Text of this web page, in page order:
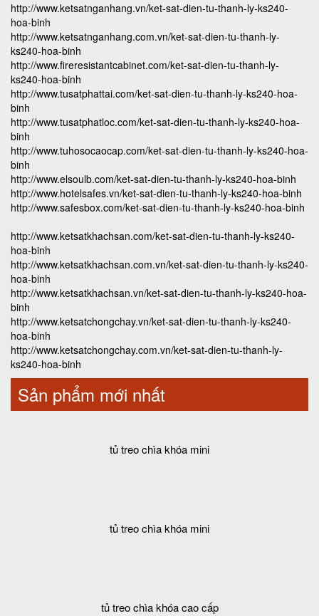
http://www.ketsatnganhang.vn/ket-sat-dien-tu-thanh-ly-ks240-
hoa-binh
http://www.ketsatnganhang.com.vn/ket-sat-dien-tu-thanh-ly-
ks240-hoa-binh
http://www.fireresistantcabinet.com/ket-sat-dien-tu-thanh-ly-
ks240-hoa-binh
http://www.tusatphattai.com/ket-sat-dien-tu-thanh-ly-ks240-hoa-
binh
http://www.tusatphatloc.com/ket-sat-dien-tu-thanh-ly-ks240-hoa-
binh
http://www.tuhosocaocap.com/ket-sat-dien-tu-thanh-ly-ks240-hoa-
binh
http://www.elsoulb.com/ket-sat-dien-tu-thanh-ly-ks240-hoa-binh
http://www.hotelsafes.vn/ket-sat-dien-tu-thanh-ly-ks240-hoa-binh
http://www.safesbox.com/ket-sat-dien-tu-thanh-ly-ks240-hoa-binh
http://www.ketsatkhachsan.com/ket-sat-dien-tu-thanh-ly-ks240-
hoa-binh
http://www.ketsatkhachsan.com.vn/ket-sat-dien-tu-thanh-ly-ks240-
hoa-binh
http://www.ketsatkhachsan.vn/ket-sat-dien-tu-thanh-ly-ks240-hoa-
binh
http://www.ketsatchongchay.vn/ket-sat-dien-tu-thanh-ly-ks240-
hoa-binh
http://www.ketsatchongchay.com.vn/ket-sat-dien-tu-thanh-ly-
ks240-hoa-binh
Sản phẩm mới nhất
tủ treo chìa khóa mini
tủ treo chìa khóa mini
tủ treo chìa khóa cao cấp